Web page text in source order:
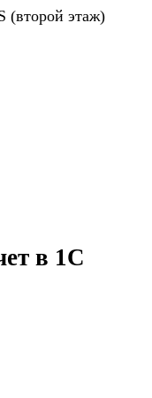
(второй этаж)
в 1С